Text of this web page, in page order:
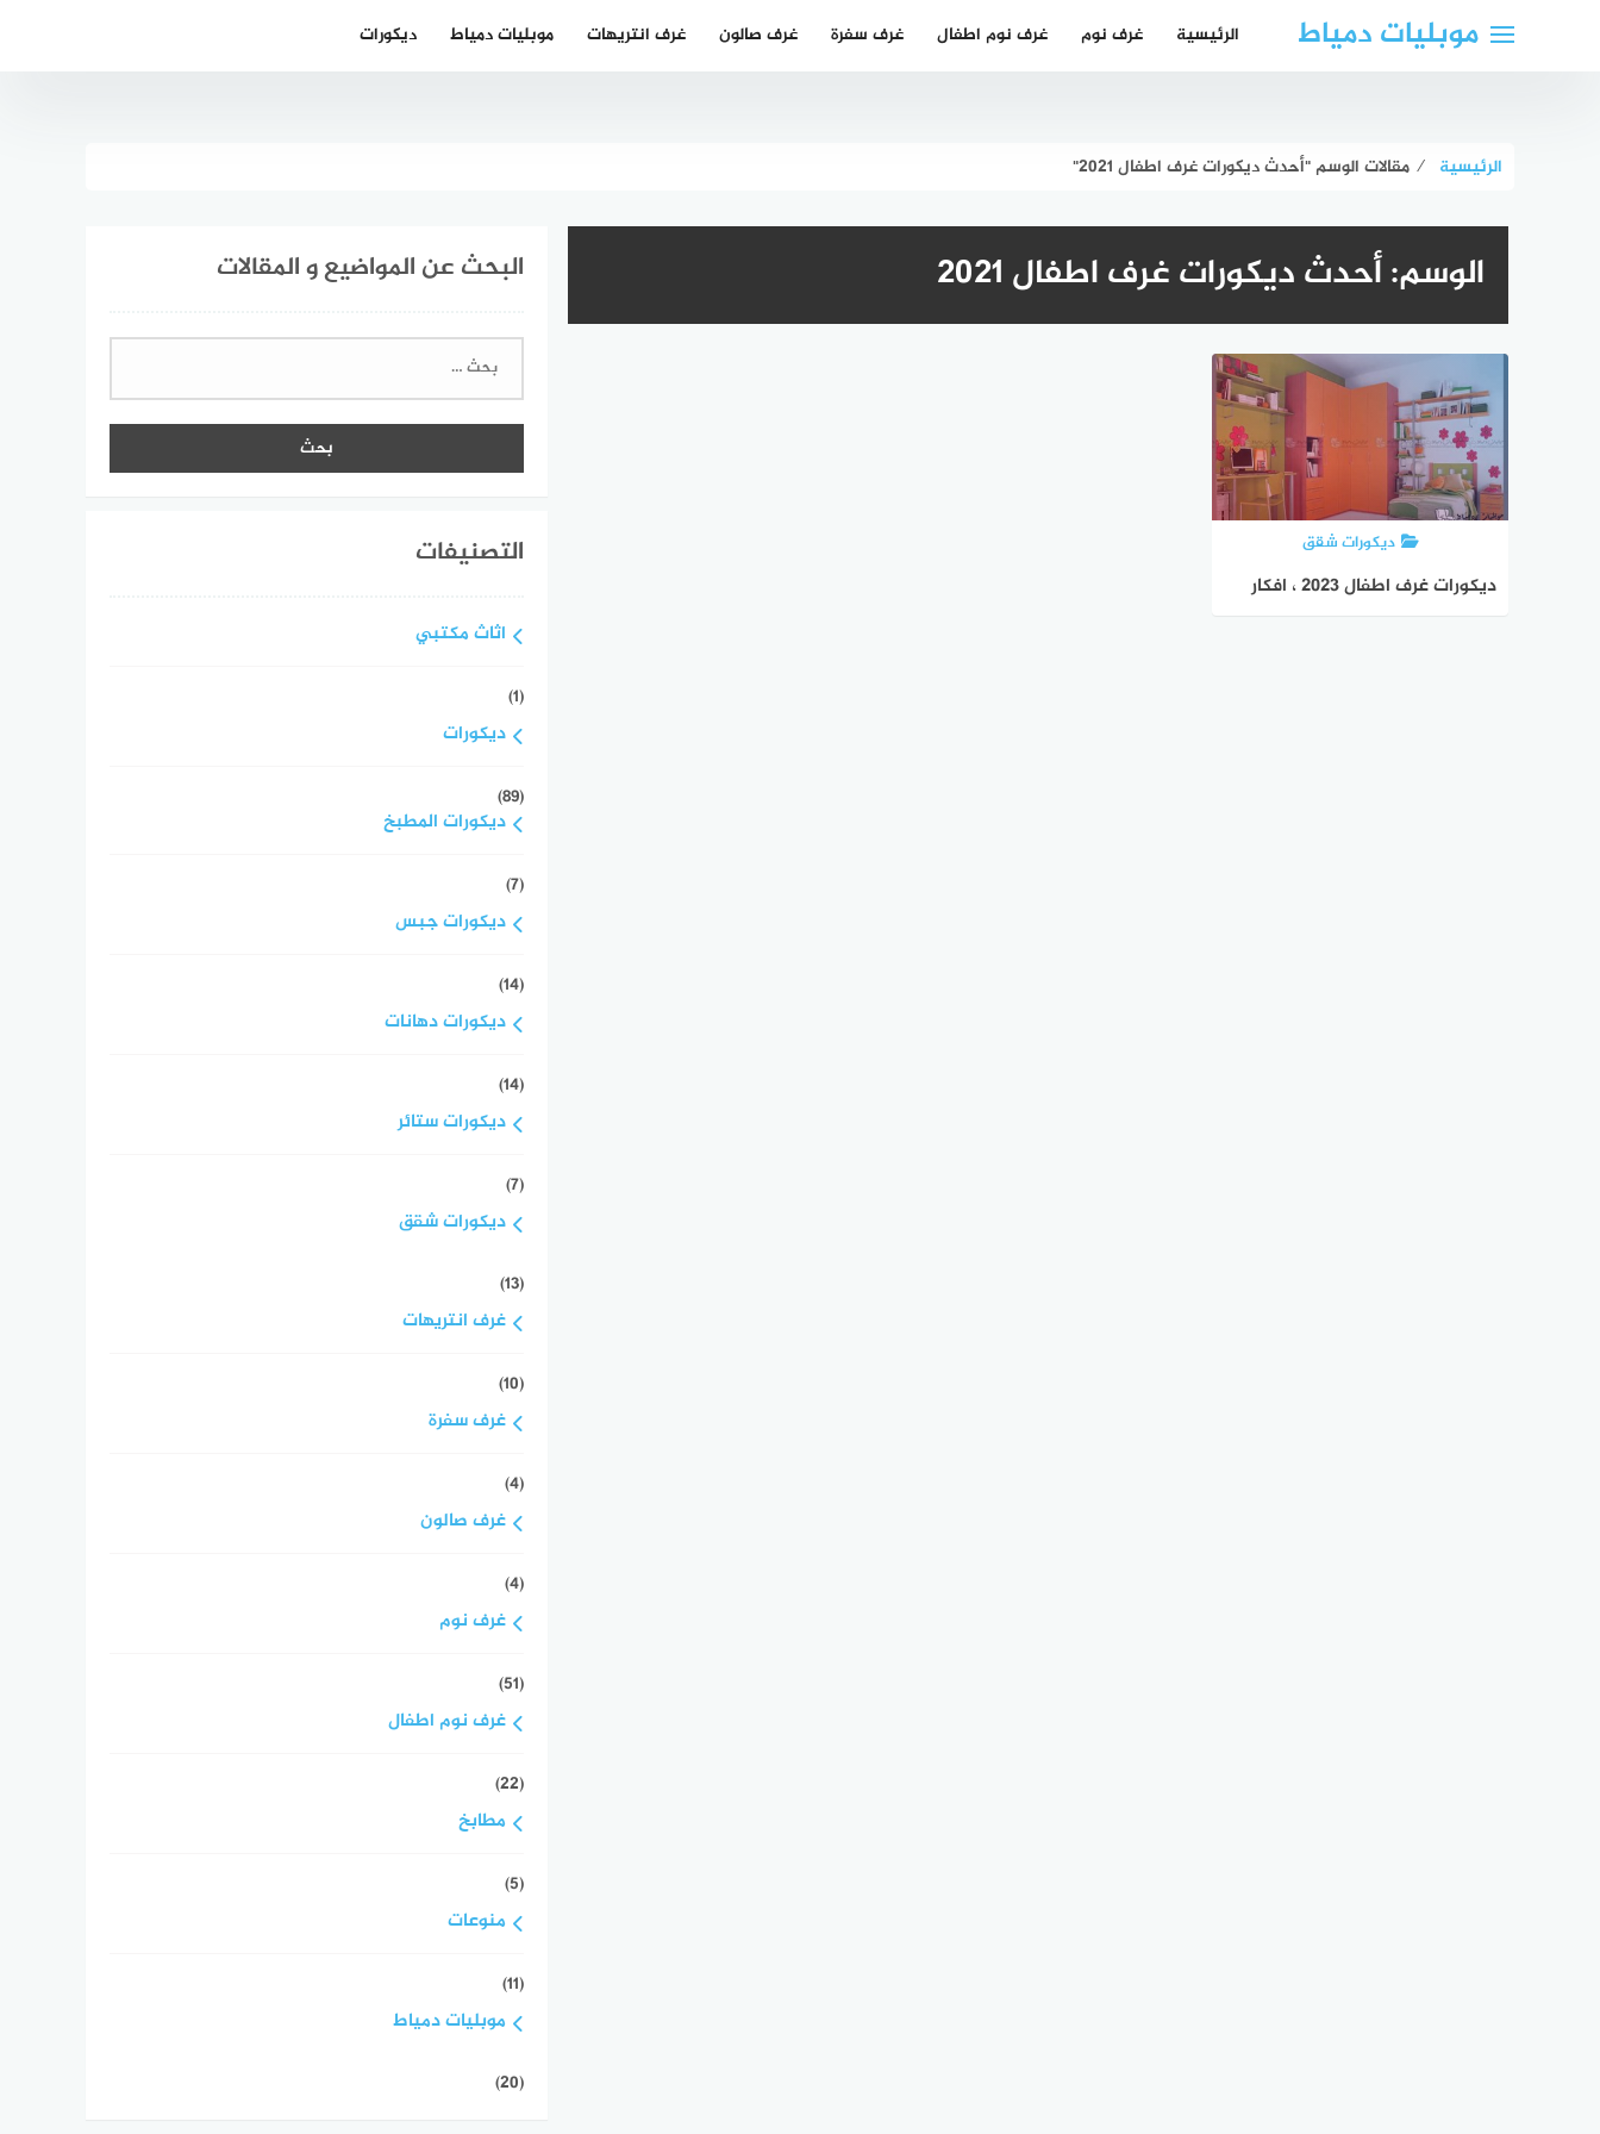
موبليات دمياط الرئيسية غرف نوم غرف نوم اطفال غرف سفرة غرف صالون غرف انتريهات موبليات دمياط ديكورات
الرئيسية ⁄ مقالات الوسم "أحدث ديكورات غرف اطفال 2021"
الوسم:أحدث ديكورات غرف اطفال 2021
ديكورات شقق
ديكورات غرف اطفال 2023 ، افكار
البحث عن المواضيع و المقالات
البحث
التصنيفات
اثاث مكتبي
(1)
ديكورات
(89)
ديكورات المطبخ
(7)
ديكورات جبس
(14)
ديكورات دهانات
(14)
ديكورات ستائر
(7)
ديكورات شقق
(13)
غرف انتريهات
(10)
غرف سفرة
(4)
غرف صالون
(4)
غرف نوم
(51)
غرف نوم اطفال
(22)
مطابخ
(5)
منوعات
(11)
موبليات دمياط
(20)